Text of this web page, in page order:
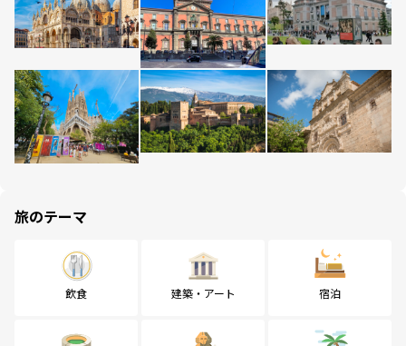
旅のテーマ
飲食 建築・アート 宿泊